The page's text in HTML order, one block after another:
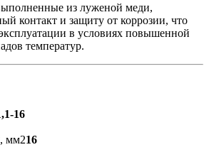
из луженой меди,
контакт и защиту от коррозии, что
в условиях повышенной
температур.
16
мм216